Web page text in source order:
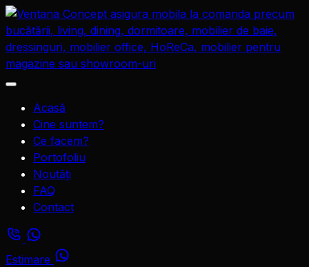
Sari
la
conținut
Deschide
Acasă
Cine suntem?
Ce facem?
Portofoliu
Noutăți
FAQ
Contact
Estimare